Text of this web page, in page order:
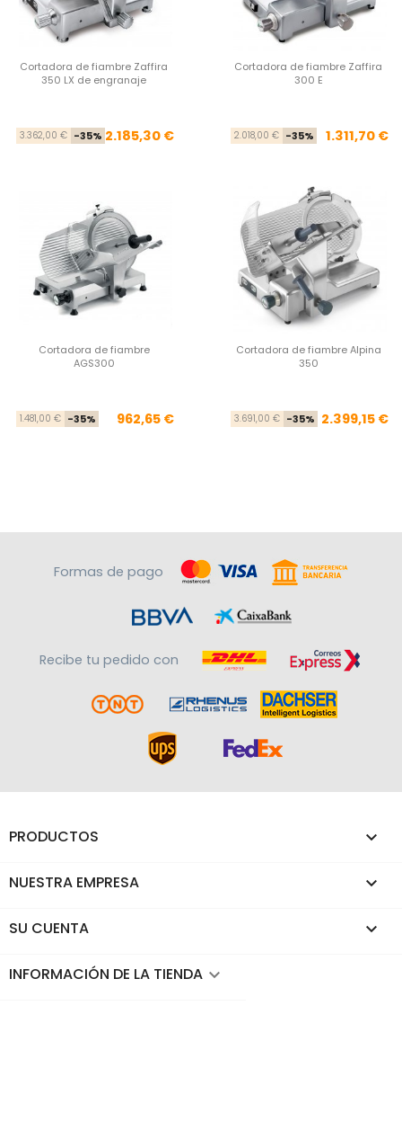
Cortadora de fiambre Zaffira
350 LX de engranaje
Precio base
3.362,00 € -35% Precio
2.185,30 €
Cortadora de fiambre Zaffira
300 E
2.018,00 € -35% 1.311,70 €
Cortadora de fiambre
AGS300
Precio base
1.481,00 € -35% Precio
962,65 €
Cortadora de fiambre Alpina
350
3.691,00 € -35% 2.399,15 €
Formas de pago
Recibe tu pedido con
PRODUCTOS 
NUESTRA EMPRESA 
SU CUENTA 
INFORMACIÓN DE LA TIENDA keyboard_arrow_down